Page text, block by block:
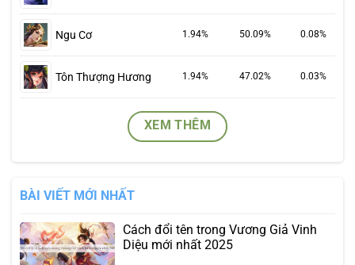
Ngu Cơ 1.94% 50.09% 0.08%
Tôn Thượng Hương 1.94% 47.02% 0.03%
XEM THÊM
BÀI VIẾT MỚI NHẤT
Cách đổi tên trong Vương Giả Vinh
Diệu mới nhất 2025